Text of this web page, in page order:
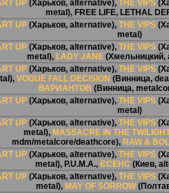
UP(Харьков, alternative), THE VIPS
metal), FREE LIFE, LETHAL
UP(Харьков, alternative), THE VIPS
metal)
UP(Харьков, alternative), THE VIPS
metal), LADY JANE(Хмельницкий,
UP(Харьков, alternative), THE VIPS
VOGUE FALL DECISION (Винница,
ВАРИАНТОВ (Винница,
UP(Харьков, alternative), THE VIPS
metal)
UP(Харьков, alternative), THE VIPS
metal), MASSACRE IN THE
mdm/metalcore/deathcore), RAW &
UP(Харьков, alternative), THE VIPS
metal), P.U.M.A., ЄСЕНС (Киев,
UP(Харьков, alternative), THE VIPS
metal), MAY OF SORROW